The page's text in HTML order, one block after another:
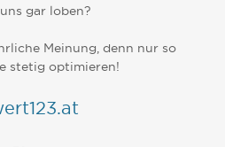
gar loben?
Meinung, denn nur so
stetig optimieren!